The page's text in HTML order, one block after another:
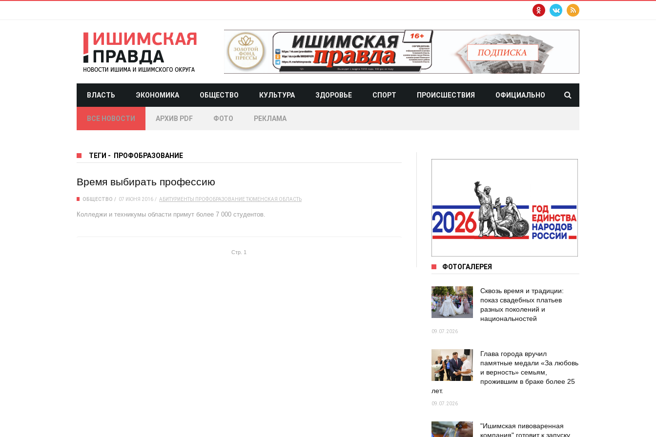
ВЛАСТЬ ЭКОНОМИКА ОБЩЕСТВО КУЛЬТУРА ЗДОРОВЬЕ СПОРТ ПРОИСШЕСТВИЯ ОФИЦИАЛЬНО
ВСЕ НОВОСТИ АРХИВ PDF ФОТО РЕКЛАМА
ТЕГИ - ПРОФОБРАЗОВАНИЕ
Время выбирать профессию
ОБЩЕСТВО 07 ИЮНЯ 2016 АБИТУРИЕНТЫ ПРОФОБРАЗОВАНИЕТЮМЕНСКАЯ ОБЛАСТЬ
Колледжи и техникумы области примут более 7 000 студентов.
Стр. 1
ФОТОГАЛЕРЕЯ
Сквозь время и традиции:
показ свадебных платьев
разных поколений и
национальностей
09.07.2026
Глава города вручил
памятные медали «За любовь
и верность» семьям,
прожившим в браке более 25
лет.
09.07.2026
"Ишимская пивоваренная
компания" готовит к запуску